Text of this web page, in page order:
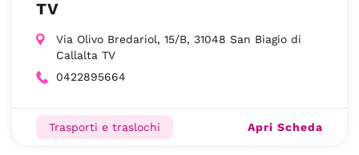
TV
Via Olivo Bredariol, 15/B, 31048 San Biagio di
Callalta TV
0422895664
Trasporti e traslochi Apri Scheda